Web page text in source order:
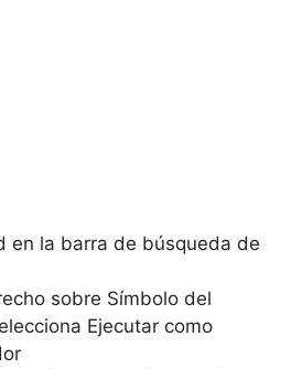
en la barra de búsqueda de
sobre Símbolo del
Ejecutar como